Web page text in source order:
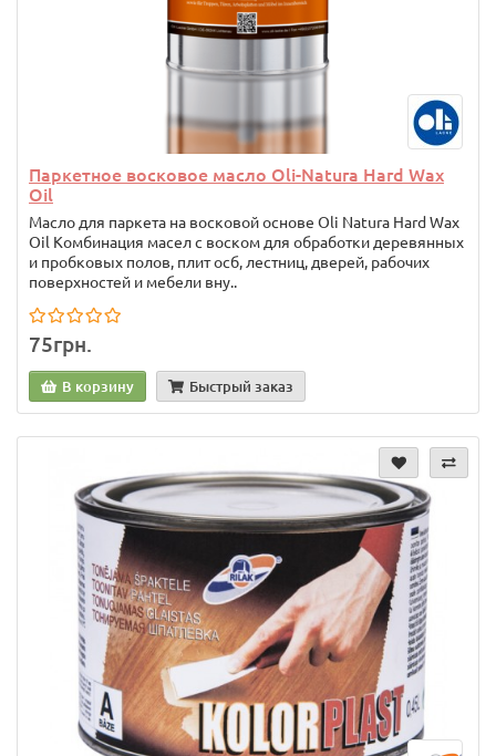
Паркетное восковое масло Oli-Natura Hard Wax
Oil
Масло для паркета на восковой основе Oli Natura Hard Wax
Oil Комбинация масел с воском для обработки деревянных
и пробковых полов, плит осб, лестниц, дверей, рабочих
поверхностей и мебели вну..
75грн.
В корзину Быстрый заказ